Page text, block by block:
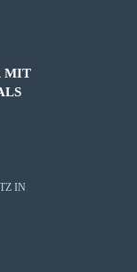
MIT
IN